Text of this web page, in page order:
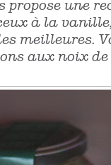
propose une
à la
meilleures.
aux noix